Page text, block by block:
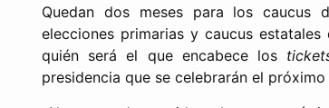
Quedan dos meses para los
elecciones primarias y caucus
quién será el que encabece los
presidencia que se celebrarán el